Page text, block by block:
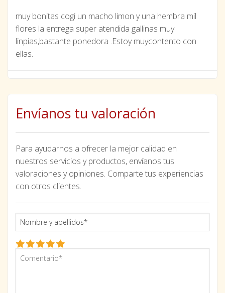
muy bonitas cogi un macho limon y una hembra mil
flores la entrega super atendida gallinas muy
linpias,bastante ponedora .Estoy muycontento con
ellas.
Envíanos tu valoración
Para ayudarnos a ofrecer la mejor calidad en
nuestros servicios y productos, envíanos tus
valoraciones y opiniones. Comparte tus experiencias
con otros clientes.